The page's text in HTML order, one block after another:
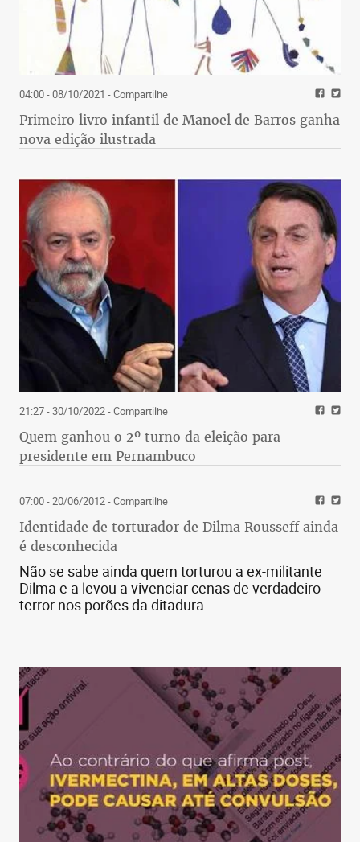
04:00 - 08/10/2021 - Compartilhe
Primeiro livro infantil de Manoel de Barros ganha
nova edição ilustrada
21:27 - 30/10/2022- Compartilhe
Quem ganhou o 2º turno da eleição para
presidente em Pernambuco
07:00 - 20/06/2012- Compartilhe
Identidade de torturador de Dilma Rousseff ainda
é desconhecida
Não se sabe ainda quem torturou a ex-militante
Dilma e a levou a vivenciar cenas de verdadeiro
terror nos porões da ditadura